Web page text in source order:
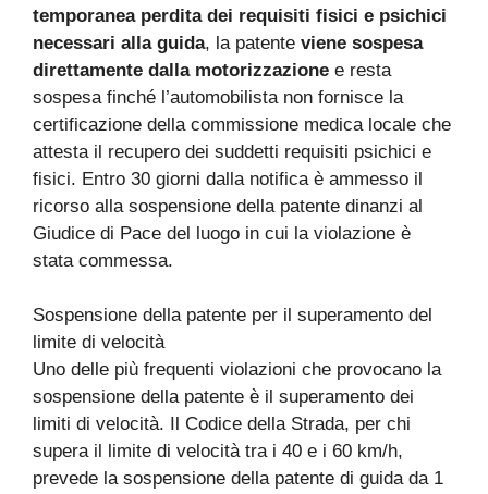
temporanea perdita dei requisiti fisici e psichici
necessari alla guida, la patente viene sospesa
direttamente dalla motorizzazione e resta
sospesa finché l’automobilista non fornisce la
certificazione della commissione medica locale che
attesta il recupero dei suddetti requisiti psichici e
fisici. Entro 30 giorni dalla notifica è ammesso il
ricorso alla sospensione della patente dinanzi al
Giudice di Pace del luogo in cui la violazione è
stata commessa.
Sospensione della patente per il superamento del
limite di velocità
Uno delle più frequenti violazioni che provocano la
sospensione della patente è il superamento dei
limiti di velocità. Il Codice della Strada, per chi
supera il limite di velocità tra i 40 e i 60 km/h,
prevede la sospensione della patente di guida da 1